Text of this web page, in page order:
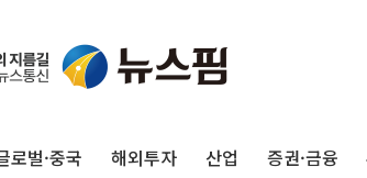
로벌·중국 해외투자 산업 증권·금융
더본코리아 롤링파스타, 파브리
4자 연합 균열에 분쟁 재점화
CJ올리브영 흔드는 '신흥 강자'